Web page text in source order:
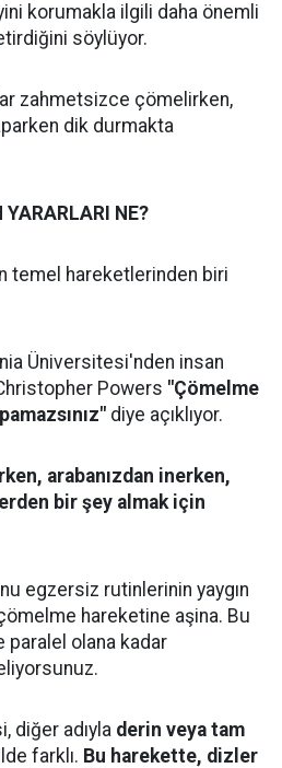
korumakla ilgili daha önemli
söylüyor.
zahmetsizce çömelirken,
dik durmakta
NE?
temel hareketlerinden biri
Üniversitesi'nden insan
Powers "Çömelme
diye açıklıyor.
arabanızdan inerken,
bir şey almak için
egzersiz rutinlerinin yaygın
hareketine aşina. Bu
paralel olana kadar
diğer adıyla derin veya tam
farklı. Bu harekette, dizler